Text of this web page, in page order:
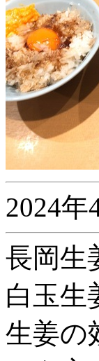
2024
長岡生
白玉生
生姜の